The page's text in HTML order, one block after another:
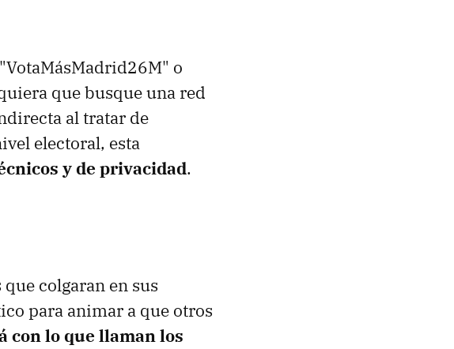
o
que busque una red
al tratar de
electoral, esta
y de privacidad.
colgaran en sus
para animar a que otros
con lo que llaman los